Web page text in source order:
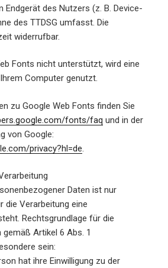
des Nutzers (z. B. Device-
des TTDSG umfasst. Die
widerrufbar.
Fonts nicht unterstützt, wird eine
Computer genutzt.
zu Google Web Fonts finden Sie
fonts/faq und in der
von Google:
privacy?hl=de
Daten ist nur
die Verarbeitung eine
Rechtsgrundlage für die
Artikel 6 Abs. 1
sein:
hat ihre Einwilligung zu der